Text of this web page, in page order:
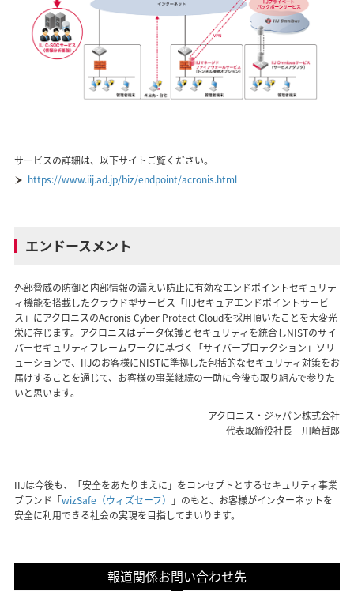
サービスの詳細は、以下サイトご覧ください。
https://www.iij.ad.jp/biz/endpoint/acronis.html
エンドースメント
外部脅威の防御と内部情報の漏えい防止に有効なエンドポイントセキュリテ
ィ機能を搭載したクラウド型サービス「IIJセキュアエンドポイントサービ
ス」にアクロニスのAcronis Cyber Protect Cloudを採用頂いたことを大変光
栄に存じます。アクロニスはデータ保護とセキュリティを統合しNISTのサイ
バーセキュリティフレームワークに基づく「サイバープロテクション」ソリ
ューションで、IIJのお客様にNISTに準拠した包括的なセキュリティ対策をお
届けすることを通じて、お客様の事業継続の一助に今後も取り組んで参りた
いと思います。
アクロニス・ジャパン株式会社
代表取締役社長 川崎哲郎
IIJは今後も、「安全をあたりまえに」をコンセプトとするセキュリティ事業
ブランド「wizSafe（ウィズセーフ）
」のもと、お客様がインターネットを
安全に利用できる社会の実現を目指してまいります。
報道関係お問い合わせ先